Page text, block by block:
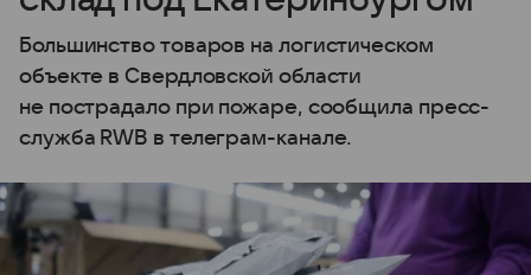
Большинство товаров на логистическом
объекте в Свердловской области
не пострадало при пожаре, сообщила пресс-
служба RWB в телеграм-канале.